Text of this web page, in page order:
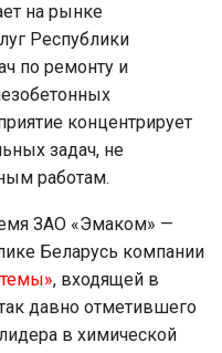
на рынке
Республики
по ремонту и
концентрирует
задач, не
работам.
ЗАО «Эмаком» —
Беларусь компании
, входящей в
давно отметившего
в химической